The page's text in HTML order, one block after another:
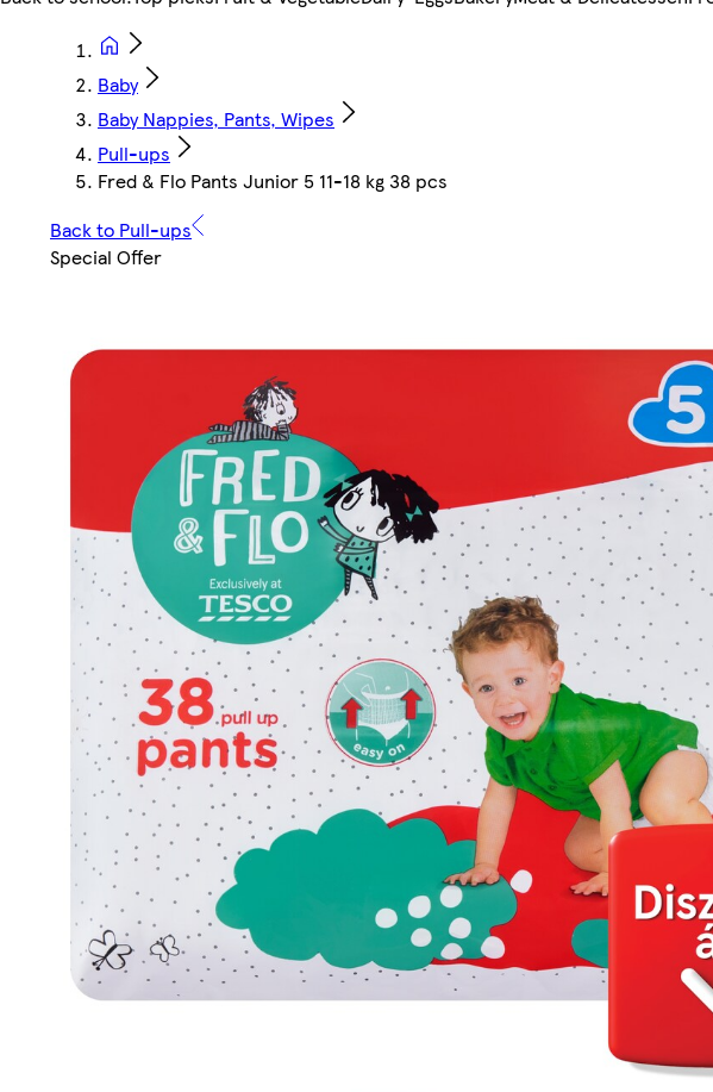
Baby
Baby Nappies, Pants, Wipes
Pull-ups
Fred & Flo Pants Junior 5 11-18 kg 38 pcs
Back to Pull-ups
Special Offer